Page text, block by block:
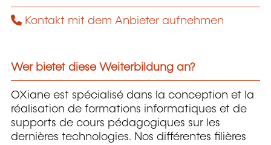
Kontakt mit dem Anbieter aufnehmen
Wer bietet diese Weiterbildung an?
OXiane est spécialisé dans la conception et la
réalisation de formations informatiques et de
supports de cours pédagogiques sur les
dernières technologies. Nos différentes filières